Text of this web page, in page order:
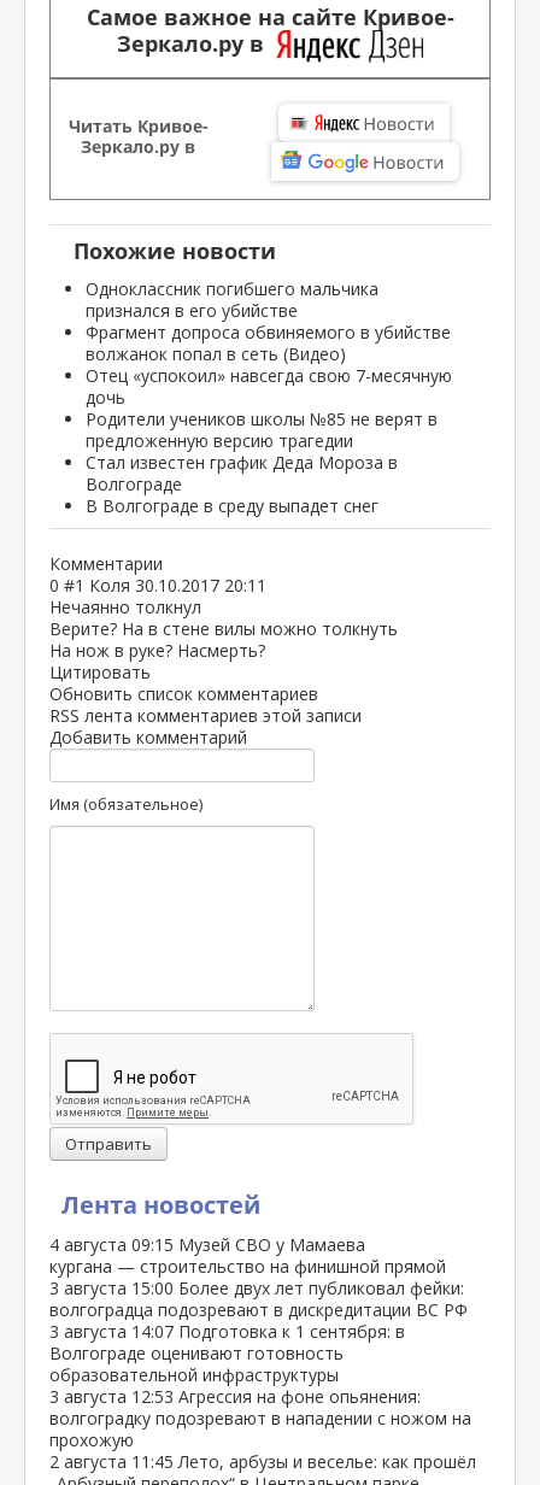
Лента новостей
4 августа 09:15 Музей СВО у Мамаева
кургана — строительство на финишной прямой
3 августа 15:00 Более двух лет публиковал фейки:
волгоградца подозревают в дискредитации ВС РФ
3 августа 14:07 Подготовка к 1 сентября: в
Волгограде оценивают готовность
образовательной инфраструктуры
3 августа 12:53 Агрессия на фоне опьянения:
волгоградку подозревают в нападении с ножом на
прохожую
2 августа 11:45 Лето, арбузы и веселье: как прошёл
Самое важное на сайте Кривое-
Зеркало.ру в
Читать Кривое-
Зеркало.ру в
Похожие новости
Одноклассник погибшего мальчика
признался в его убийстве
Фрагмент допроса обвиняемого в убийстве
волжанок попал в сеть (Видео)
Отец «успокоил» навсегда свою 7-месячную
дочь
Родители учеников школы №85 не верят в
предложенную версию трагедии
Стал известен график Деда Мороза в
Волгограде
В Волгограде в среду выпадет снег
Комментарии
0 #1 Коля 30.10.2017 20:11
Нечаянно толкнул
Верите? На в стене вилы можно толкнуть
На нож в руке? Насмерть?
Цитировать
Обновить список комментариев
RSS лента комментариев этой записи
Добавить комментарий
Имя (обязательное)
Отправить